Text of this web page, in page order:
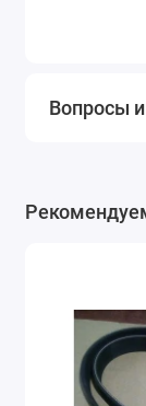
Вопросы